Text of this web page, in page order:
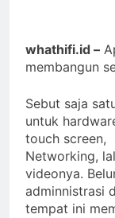
whathifi.id –
membangun
Sebut saja
untuk
touch screen,
Networking,
videonya.
adminnistrasi
tempat ini